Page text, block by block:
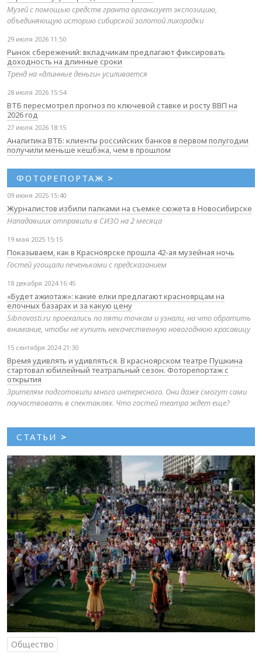
Музей с помощью средств гранта организует экспозицию,
объединяющую историю сибирской золотой лихорадки
29 июля 2026 11:50
Рынок сбережений: вкладчикам предлагают фиксировать
доходность на длинные сроки
Тренд на «длинные деньги» усиливается
28 июля 2026 15:54
ВТБ пересмотрел прогноз по ключевой ставке и росту ВВП на
2026 год
27 июля 2026 18:15
Аналитика ВТБ: клиенты российских банков в первом полугодии
получили меньше кешбэка, чем в прошлом
ФОТОРЕПОРТАЖ >
09 июня 2025 15:40
Журналистов избили палками на съемке сюжета в Новосибирске
Нападавших отправили в СИЗО на 2 месяца
19 мая 2025 15:15
Показываем, как в Красноярске прошла 42-ая музейная ночь
Гостей угощали печеньками с предсказанием
18 декабря 2024 16:45
«Будет ажиотаж»: какие елки предлагают красноярцам на
елочных базарах и за какую цену
Sibnovosti.ru проехались по пяти точкам и узнали, на что обратить
внимание, чтобы не купить некачественную новогоднюю красавицу
15 сентября 2024 21:30
Время удивлять и удивляться. В красноярском театре Пушкина
стартовал юбилейный театральный сезон. Фоторепортаж с
открытия
Зрителям подготовили много интересного. Они даже смогут сами
поучаствовать в спектаклях. Что гостей театра ждет еще?
СТАТЬИ >
Общество